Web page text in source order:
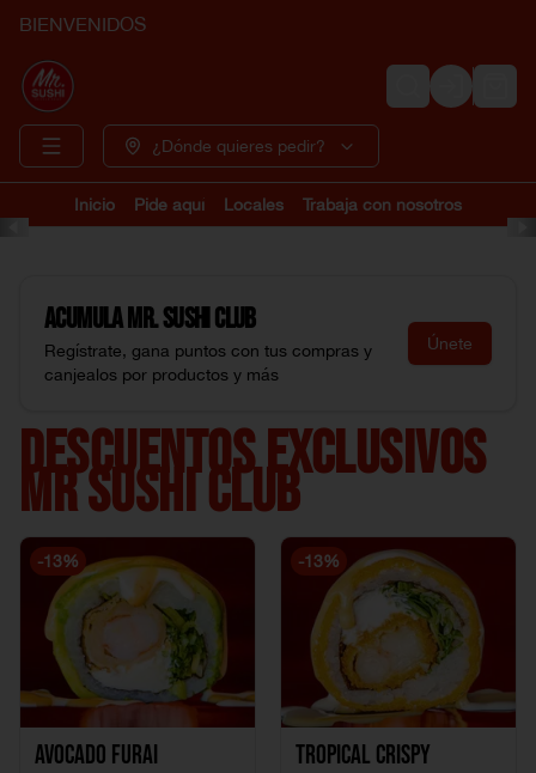
BIENVENIDOS
Login
¿Dónde quieres pedir?
Inicio Pide aquí Locales Trabaja con nosotros
AcumulaMr. Sushi Club
Regístrate, gana puntos con tus compras y
canjealos por productos y más
Únete
DESCUENTOS EXCLUSIVOS
MR SUSHI CLUB
-13%
Avocado Furai
-13%
Tropical crispy